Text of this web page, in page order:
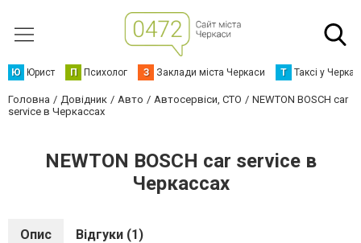
Ю Юрист П Психолог З Заклади міста Черкаси Т Таксі у
Головна Довідник Авто Автосервіси, СТО
NEWTON BOSCH car
service в Черкассах
NEWTON BOSCH car service в
Черкассах
Опис Відгуки (1)